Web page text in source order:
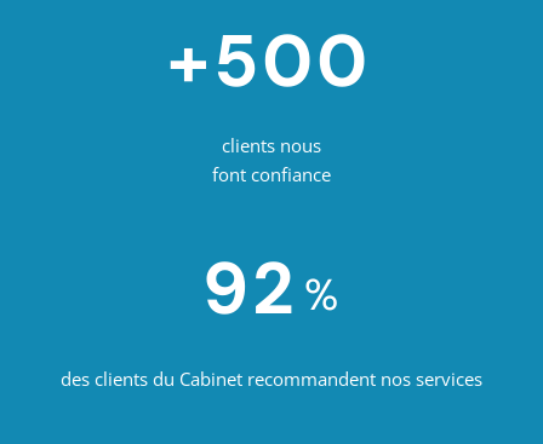
+500
clients nous
font confiance
92 %
des clients du Cabinet recommandent nos services